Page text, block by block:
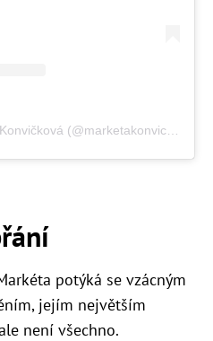
potýká se vzácným
jejím největším
není všechno.